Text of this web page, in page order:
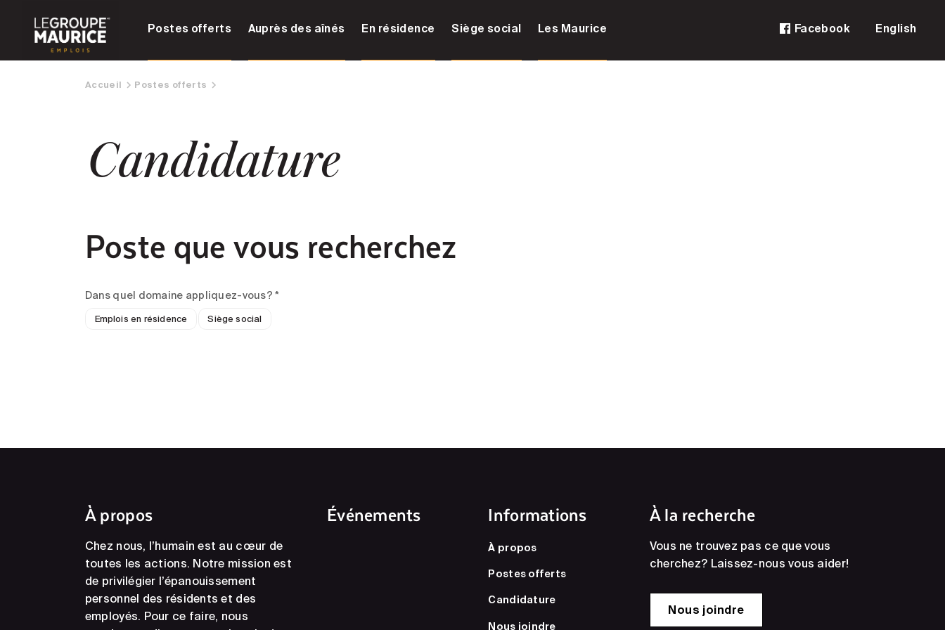
Postes offerts Auprès des aînés En résidence Siège social Les Maurice Facebook English
Accueil Postes offerts
Candidature
Poste que vous recherchez
Dans quel domaine appliquez-vous? *
Emplois en résidence Siège social
À propos
Chez nous, l’humain est au cœur de
toutes les actions. Notre mission est
de privilégier l’épanouissement
personnel des résidents et des
employés. Pour ce faire, nous
Événements Informations
À propos
Postes offerts
Candidature
Nous joindre
À la recherche
Vous ne trouvez pas ce que vous
cherchez? Laissez-nous vous aider!
Nous joindre